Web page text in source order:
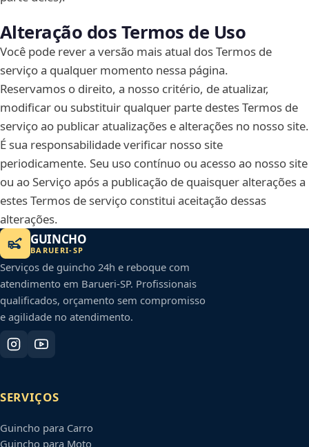
Alteração dos Termos de Uso
Você pode rever a versão mais atual dos Termos de
serviço a qualquer momento nessa página.
Reservamos o direito, a nosso critério, de atualizar,
modificar ou substituir qualquer parte destes Termos de
serviço ao publicar atualizações e alterações no nosso site.
É sua responsabilidade verificar nosso site
periodicamente. Seu uso contínuo ou acesso ao nosso site
ou ao Serviço após a publicação de quaisquer alterações a
estes Termos de serviço constitui aceitação dessas
alterações.
GUINCHO
BARUERI-SP
Serviços de guincho 24h e reboque com
atendimento em Barueri-SP. Profissionais
qualificados, orçamento sem compromisso
e agilidade no atendimento.
SERVIÇOS
Guincho para Carro
Guincho para Moto